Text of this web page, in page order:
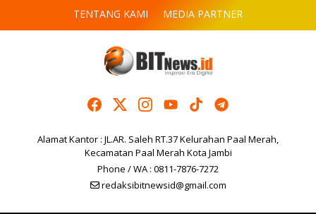
TENTANG KAMI
MEDIA PARTNER
Alamat Kantor : JL.AR. Saleh RT.37 Kelurahan Paal Merah,
Kecamatan Paal Merah Kota Jambi
Phone / WA : 0811-7876-7272
redaksibitnewsid@gmail.com